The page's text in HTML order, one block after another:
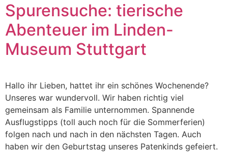
Spurensuche: tierische
Abenteuer im Linden-
Museum Stuttgart
Hallo ihr Lieben, hattet ihr ein schönes Wochenende?
Unseres war wundervoll. Wir haben richtig viel
gemeinsam als Familie unternommen. Spannende
Ausflugstipps (toll auch noch für die Sommerferien)
folgen nach und nach in den nächsten Tagen. Auch
haben wir den Geburtstag unseres Patenkinds gefeiert.